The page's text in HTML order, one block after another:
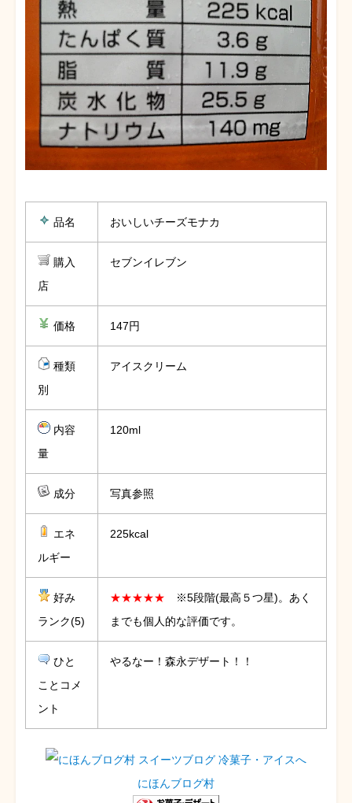
品名 おいしいチーズモナカ
購入
店
セブンイレブン
価格 147円
種類
別
アイスクリーム
内容
量
120ml
成分 写真参照
エネ
ルギー
225kcal
好み
ランク(5)
★★★★★
※5段階(最高５つ星)。あく
までも個人的な評価です。
ひと
ことコメ
ント
やるなー！森永デザート！！
にほんブログ村